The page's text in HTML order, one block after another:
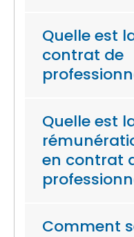
Quelle est
contrat de
Quelle est
en contrat
Comment